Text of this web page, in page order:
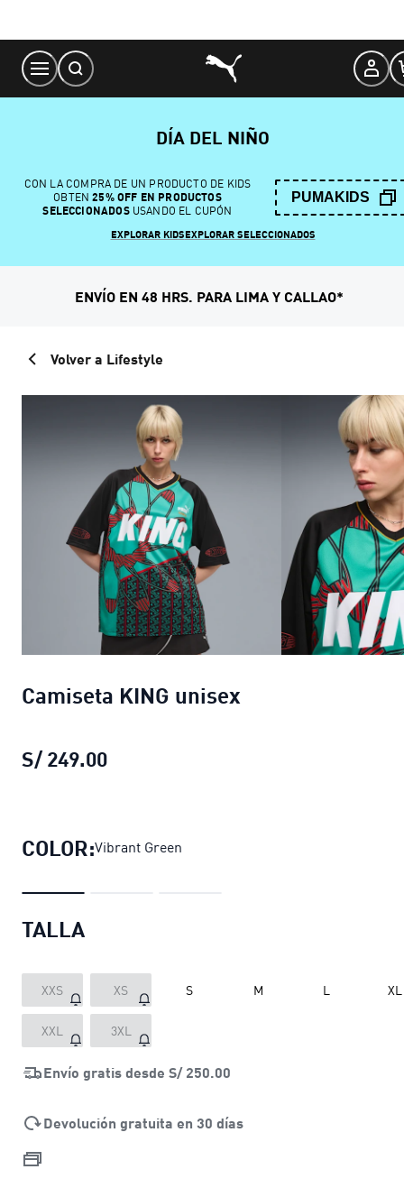
Content
DÍA DEL NIÑO
CON LA COMPRA DE UN PRODUCTO DE KIDS
OBTEN 25% OFF EN PRODUCTOS
SELECCIONADOSUSANDO EL CUPÓN
PUMAKIDS
EXPLORAR KIDSEXPLORAR SELECCIONADOS
ENVÍO EN 48 HRS. PARA LIMA Y CALLAO*
Volver a Lifestyle
Camiseta KING unisex
S/ 249.00
COLOR:Vibrant Green
TALLA
XXS XS S M L XL
XXL 3XL
Envío gratis desde S/ 250.00
Devolución gratuita en 30 días